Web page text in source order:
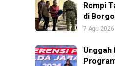
Rompi
di
7 Agu 2026
Unggah